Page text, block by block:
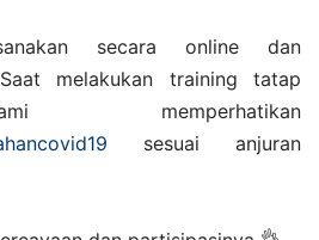
secara online dan
melakukan training tatap
memperhatikan
sesuai anjuran